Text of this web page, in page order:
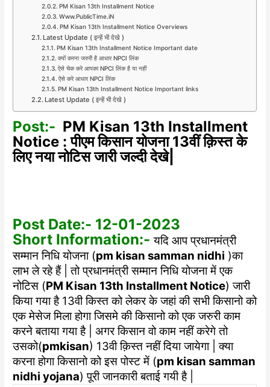
PM Kisan 13th Installment Notice
Www.PublicTime.iN
PM Kisan 13th Installment Notice Overviews
Latest Update ( इन्हें भी देखे )
PM Kisan 13th Installment Notice Important date
क्यों करना जरुरी है आधार NPCI लिंक
ऐसे चेक करे आपका NPCI लिंक है या नहीं
ऐसे करे आधार NPCI लिंक
PM Kisan 13th Installment Notice Important links
Latest Update ( इन्हें भी देखे )
Post:- PM Kisan 13th Installment
Notice : पीएम किसान योजना 13वीं क़िस्त के
लिए नया नोटिस जारी जल्दी देखे|
Post Date:- 12-01-2023
Short Information:-यदि आप प्रधानमंत्री
सम्मान निधि योजना (pm kisan samman nidhi )का
लाभ ले रहे हैं | तो प्रधानमंत्री सम्मान निधि योजना में एक
नोटिस (PM Kisan 13th Installment Notice) जारी
किया गया है 13वी किस्त को लेकर के जहां की सभी किसानो को
एक मेसेज मिला होगा जिसमे की किसानो को एक जरुरी काम
करने बताया गया है | अगर किसान वो काम नहीं करेगे तो
उसको(pmkisan) 13वी क़िस्त नहीं दिया जायेगा | क्या
करना होगा किसानो को इस पोस्ट में (pm kisan samman
nidhi yojana) पूरी जानकारी बताई गयी है |